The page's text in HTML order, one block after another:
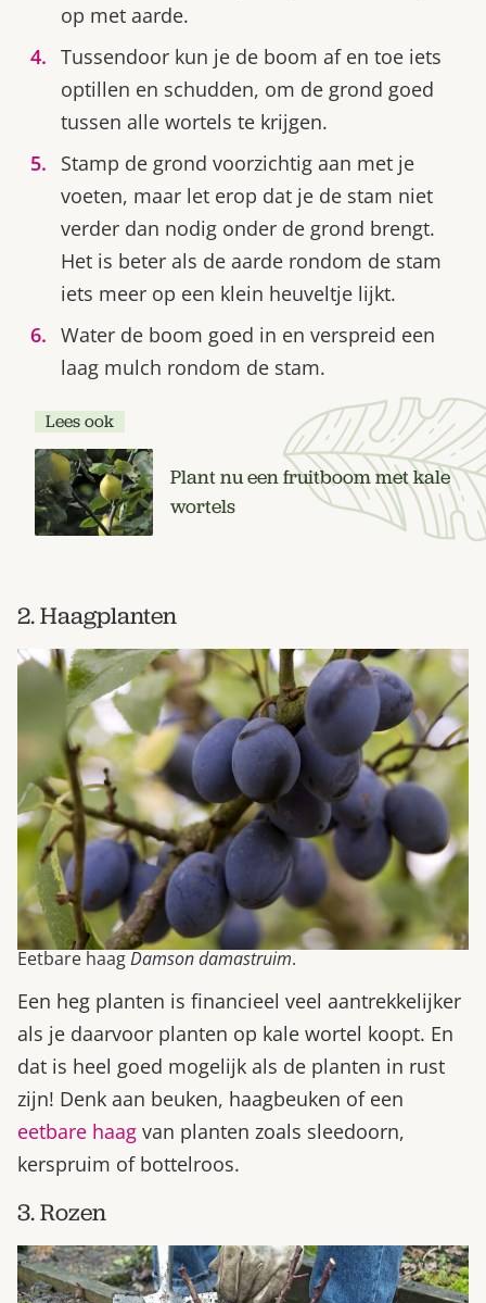
op met aarde.
Tussendoor kun je de boom af en toe iets
optillen en schudden, om de grond goed
tussen alle wortels te krijgen.
Stamp de grond voorzichtig aan met je
voeten, maar let erop dat je de stam niet
verder dan nodig onder de grond brengt.
Het is beter als de aarde rondom de stam
iets meer op een klein heuveltje lijkt.
Water de boom goed in en verspreid een
laag mulch rondom de stam.
Lees ook
Plant nu een fruitboom met kale
wortels
2. Haagplanten
Eetbare haagDamson damastruim.
Een heg planten is financieel veel aantrekkelijker
als je daarvoor planten op kale wortel koopt. En
dat is heel goed mogelijk als de planten in rust
zijn! Denk aan beuken, haagbeuken of een
eetbare haag van planten zoals sleedoorn,
kerspruim of bottelroos.
3. Rozen